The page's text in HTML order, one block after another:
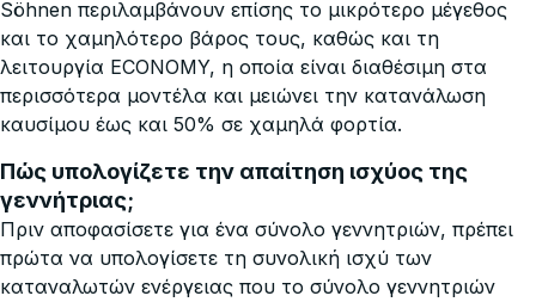
Söhnen περιλαμβάνουν επίσης το μικρότερο μέγεθος
και το χαμηλότερο βάρος τους, καθώς και τη
λειτουργία ECONOMY, η οποία είναι διαθέσιμη στα
περισσότερα μοντέλα και μειώνει την κατανάλωση
καυσίμου έως και 50% σε χαμηλά φορτία.
Πώς υπολογίζετε την απαίτηση ισχύος της
γεννήτριας;
Πριν αποφασίσετε για ένα σύνολο γεννητριών, πρέπει
πρώτα να υπολογίσετε τη συνολική ισχύ των
καταναλωτών ενέργειας που το σύνολο γεννητριών